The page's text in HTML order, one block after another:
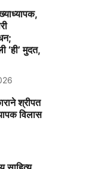
‘ही’ मुदत,
श्रीपत
विलास